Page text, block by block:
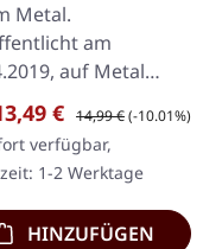
Metal.
am
auf Metal
Records. 12" EP auf
Vinyl. Von den
Küsten der
Inseln kommt…
€ Regulärer Preis:
14,99 €(-10.01%)
verfügbar,
1-2 Werktage
HINZUFÜGEN